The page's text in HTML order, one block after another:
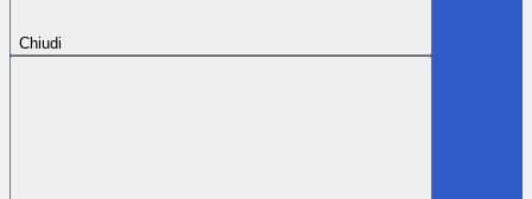
Chiudi